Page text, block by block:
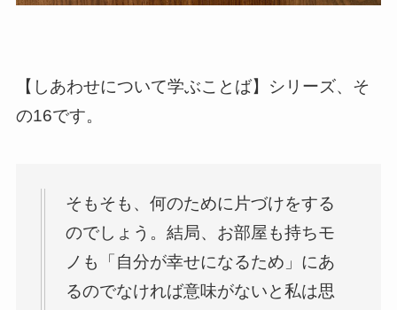
【しあわせについて学ぶことば】シリーズ、そ
の16です。
そもそも、何のために片づけをする
のでしょう。結局、お部屋も持ちモ
ノも「自分が幸せになるため」にあ
るのでなければ意味がないと私は思